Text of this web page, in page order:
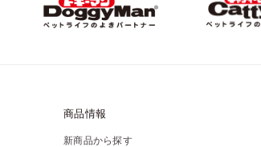
商品情報
新商品から探す